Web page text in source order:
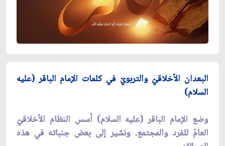
البعدان الأخلاقيّ والتربويّ في كلمات الإمام الباقر (عليه
السلام)
وضع الإمام الباقر (عليه السلام) أسس النظام الأخلاقيّ
العامّ للفرد والمجتمع. ونشير إلى بعض جنباته في هذه